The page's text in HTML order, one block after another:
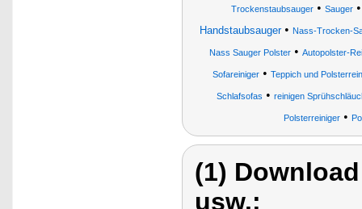
Trockenstaubsauger• Sauger
Handstaubsauger• Nass-Trocken-
Nass Sauger Polster• Autopolster-
Sofareiniger• Teppich und
Schlafsofas • reinigen
Polsterreiniger•
(1)
usw.: